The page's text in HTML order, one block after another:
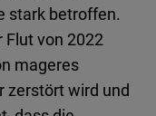
stark betroffen.
von 2022
mageres
zerstört wird und